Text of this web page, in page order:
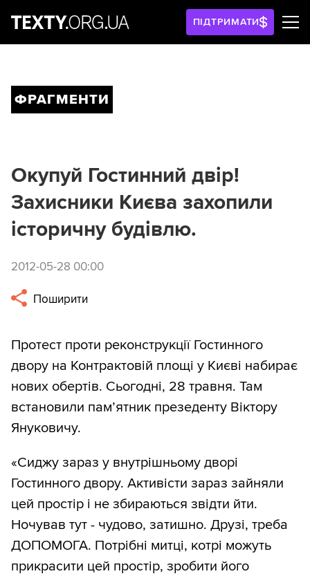
ПІДТРИМАТИ
ФРАГМЕНТИ
Окупуй Гостинний двір!
Захисники Києва захопили
історичну будівлю.
2012-05-28 00:00
Поширити
Протест проти реконструкції Гостинного
двору на Контрактовій площі у Києві набирає
нових обертів. Сьогодні, 28 травня. Там
встановили пам’ятник презеденту Віктору
Януковичу.
«Сиджу зараз у внутрішньому дворі
Гостинного двору. Активісти зараз зайняли
цей простір і не збираються звідти йти.
Ночував тут - чудово, затишно. Друзі, треба
ДОПОМОГА. Потрібні митці, котрі можуть
прикрасити цей простір, зробити його